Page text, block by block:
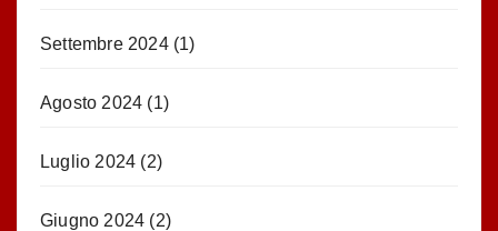
Settembre 2024(1)
Agosto 2024 (1)
Luglio 2024 (2)
Giugno 2024 (2)